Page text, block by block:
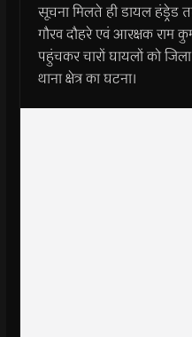
सूचना मिलते ही डायल हंड्रेड
गौरव दौहरे एवं आरक्षक राम
पहुंचकर चारों घायलों को
थाना क्षेत्र का घटना।